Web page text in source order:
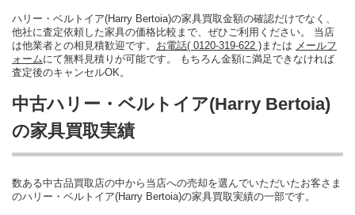
ハリー・ベルトイア(Harry Bertoia)の家具買取金額の確認だけでなく、
他社に査定依頼した家具の価格比較まで、ぜひご利用ください。 当店
は他業者との相見積歓迎です。 お電話( 0120-319-622 ) または メールフ
ォームにて無料見積りが可能です。 もちろん金額に満足できなければ
査定後のキャンセルOK。
中古ハリー・ベルトイア(Harry Bertoia)
の家具買取実績
数ある中古品買取店の中から当店への売却を選んでいただいたお客さま
のハリー・ベルトイア(Harry Bertoia)の家具買取実績の一部です。